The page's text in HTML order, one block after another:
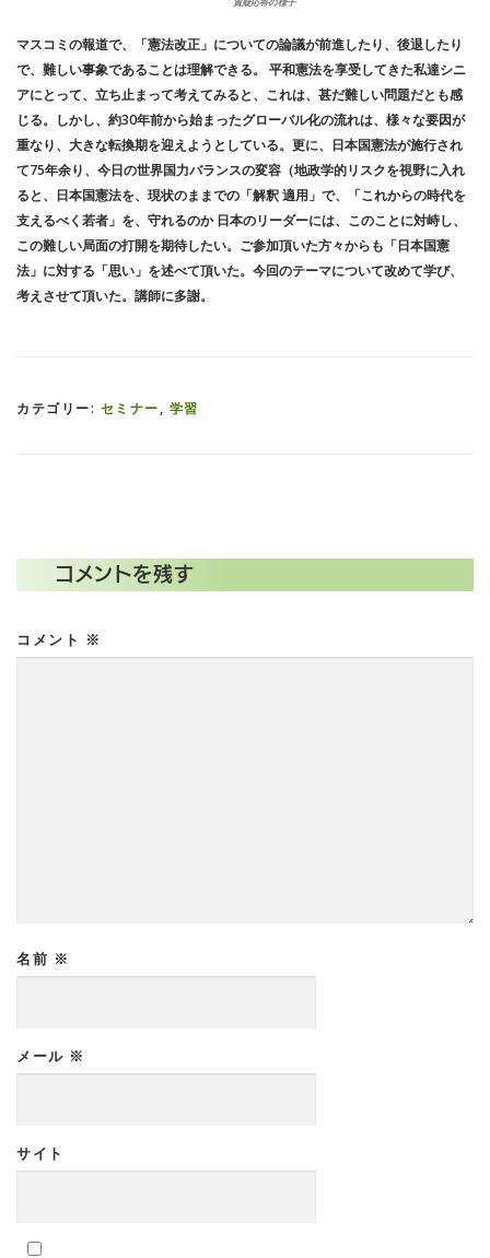
マスコミの報道で、「憲法改正」についての論議が前進したり、後退したり
で、難しい事象であることは理解できる。 平和憲法を享受してきた私達シニ
アにとって、立ち止まって考えてみると、これは、甚だ難しい問題だとも感
じる。しかし、約30年前から始まったグローバル化の流れは、様々な要因が
重なり、大きな転換期を迎えようとしている。更に、日本国憲法が施行され
て75年余り、今日の世界国力バランスの変容（地政学的リスクを視野に入れ
ると、日本国憲法を、現状のままでの「解釈 適用」で、「これからの時代を
支えるべく若者」を、守れるのか 日本のリーダーには、このことに対峙し、
この難しい局面の打開を期待したい。ご参加頂いた方々からも「日本国憲
法」に対する「思い」を述べて頂いた。今回のテーマについて改めて学び、
考えさせて頂いた。講師に多謝。
カテゴリー: セミナー, 学習
コメントを残す
コメント ※
名前 ※
メール ※
サイト